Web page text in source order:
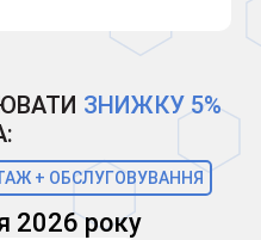
ЗНИЖКУ 5%
+ ОБСЛУГОВУВАННЯ
2026 року